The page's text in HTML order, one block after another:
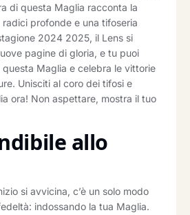
di questa Maglia racconta la
profonde e una tifoseria
2024 2025, il Lens si
pagine di gloria, e tu puoi
Maglia e celebra le vittorie
Unisciti al coro dei tifosi e
ora! Non aspettare, mostra il tuo
allo
si avvicina, c’è un solo modo
indossando la tua Maglia.